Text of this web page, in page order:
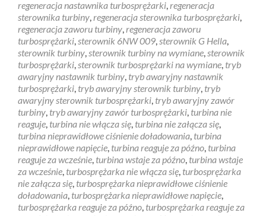
regeneracja nastawnika turbosprężarki,regeneracja
sterownika turbiny,regeneracja sterownika turbosprężarki,
regeneracja zaworu turbiny,regeneracja zaworu
turbosprężarki,sterownik 6NW 009,sterownik G Hella,
sterownik turbiny,sterownik turbiny na wymiane,sterownik
turbosprężarki,sterownik turbosprężarki na wymiane, tryb
awaryjny nastawnik turbiny, tryb awaryjny nastawnik
turbosprężarki, tryb awaryjny sterownik turbiny, tryb
awaryjny sterownik turbosprężarki, tryb awaryjny zawór
turbiny, tryb awaryjny zawór turbosprężarki, turbina nie
reaguje, turbina nie włącza się, turbina nie załącza się,
turbina nieprawidłowe ciśnienie doładowania, turbina
nieprawidłowe napięcie, turbina reaguje za późno, turbina
reaguje za wcześnie, turbina wstaje za późno, turbina wstaje
za wcześnie, turbosprężarka nie włącza się, turbosprężarka
nie załącza się, turbosprężarka nieprawidłowe ciśnienie
doładowania, turbosprężarka nieprawidłowe napięcie,
turbosprężarka reaguje za późno, turbosprężarka reaguje za